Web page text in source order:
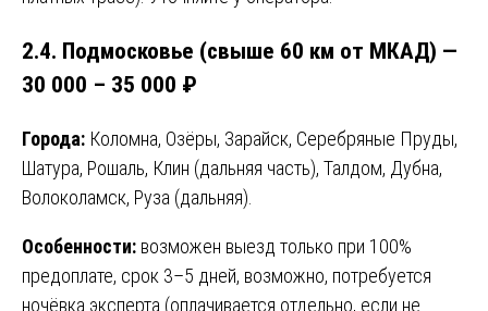
2.4. Подмосковье (свыше 60 км от МКАД) —
30 000 – 35 000 ₽
Города: Коломна, Озёры, Зарайск, Серебряные Пруды,
Шатура, Рошаль, Клин (дальняя часть), Талдом, Дубна,
Волоколамск, Руза (дальняя).
Особенности: возможен выезд только при 100%
предоплате, срок 3–5 дней, возможно, потребуется
ночёвка эксперта (оплачивается отдельно, если не